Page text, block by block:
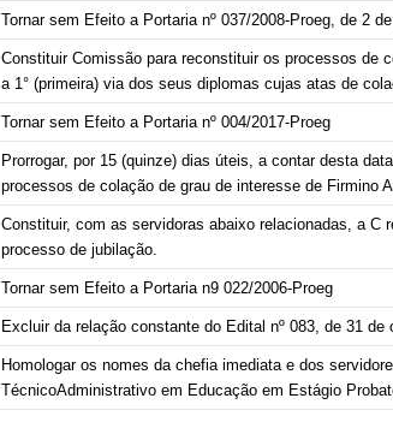
Tornar sem Efeito a Portaria nº 037/2008-Proeg, de 2
Constituir Comissão para reconstituir os processos de
a 1° (primeira) via dos seus diplomas cujas atas de
Tornar sem Efeito a Portaria nº 004/2017-Proeg
Prorrogar, por 15 (quinze) dias úteis, a contar desta
processos de colação de grau de interesse de Firmino
Constituir, com as servidoras abaixo relacionadas, a C
processo de jubilação.
Tornar sem Efeito a Portaria n9 022/2006-Proeg
Excluir da relação constante do Edital nº 083, de 31
Homologar os nomes da chefia imediata e dos
TécnicoAdministrativo em Educação em Estágio